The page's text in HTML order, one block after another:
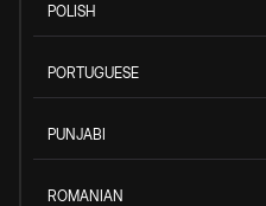
POLISH
PORTUGUESE
PUNJABI
ROMANIAN